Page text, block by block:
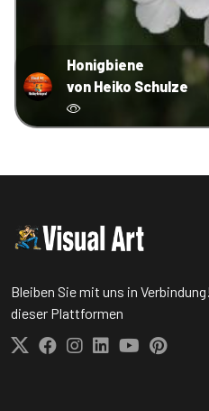
Honigbiene
von Heiko Schulze
Bleiben Sie mit uns in
dieser Plattformen